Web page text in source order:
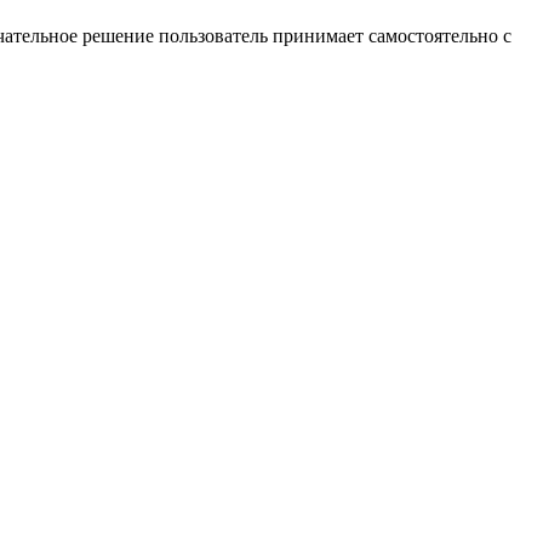
решение пользователь принимает самостоятельно с